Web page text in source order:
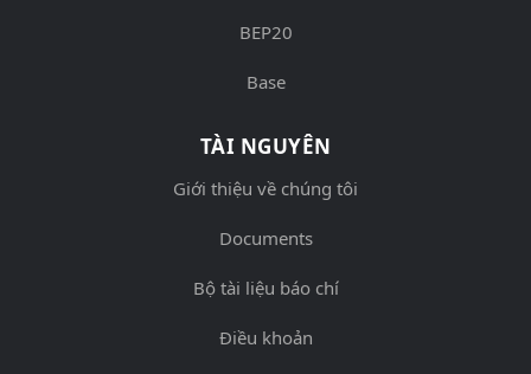
BEP20
Base
TÀI NGUYÊN
Giới thiệu về chúng tôi
Documents
Bộ tài liệu báo chí
Điều khoản